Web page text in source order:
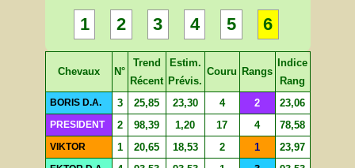
1 2 3 4 5 6
Chevaux N°
Trend
Récent
Estim.
Prévis.
Couru Rangs
Indice
Rang
BORIS D.A. 3 25,85 23,30 4 2 23,06
PRESIDENT 2 98,39 1,20 17 4 78,58
VIKTOR 1 20,65 18,53 2 1 23,97